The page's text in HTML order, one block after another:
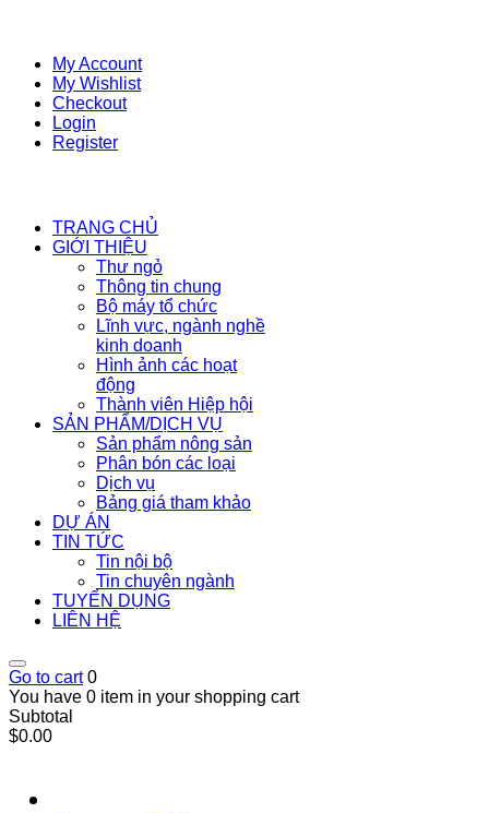
My Account
My Wishlist
Checkout
Login
Register
TRANG CHỦ
GIỚI THIỆU
Thư ngỏ
Thông tin chung
Bộ máy tổ chức
Lĩnh vực, ngành nghề
kinh doanh
Hình ảnh các hoạt
động
Thành viên Hiệp hội
SẢN PHẨM/DỊCH VỤ
Sản phẩm nông sản
Phân bón các loại
Dịch vụ
Bảng giá tham khảo
DỰ ÁN
TIN TỨC
Tin nội bộ
Tin chuyên ngành
TUYỂN DỤNG
LIÊN HỆ
Go to cart 0
You have 0 item in your shopping cart
Subtotal
$0.00